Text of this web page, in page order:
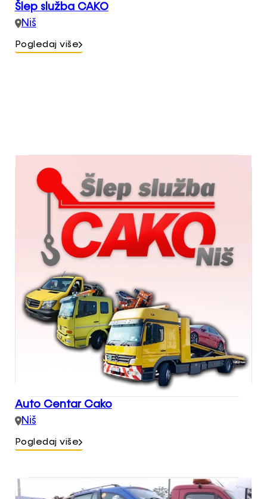
Šlep služba CAKO
Niš
Pogledaj više
Auto Centar Cako
Niš
Pogledaj više